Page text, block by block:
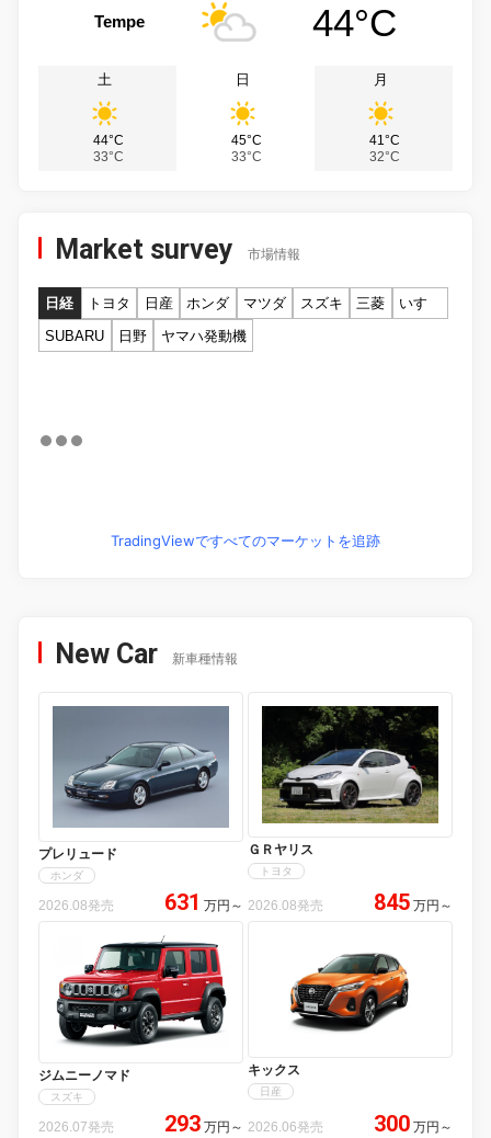
Tempe 44°C
土
44°C
33°C
日
45°C
33°C
月
41°C
32°C
Market survey 市場情報
日経 トヨタ 日産 ホンダ マツダ スズキ 三菱
いすゞ
SUBARU
日野 ヤマハ発動機
TradingViewですべてのマーケットを追跡
New Car 新車種情報
プレリュード
ホンダ
2026.08発売 631 万円 ～
ＧＲヤリス
トヨタ
2026.08発売 845 万円 ～
ジムニーノマド
スズキ
2026.07発売 293 万円 ～
キックス
日産
2026.06発売 300 万円 ～